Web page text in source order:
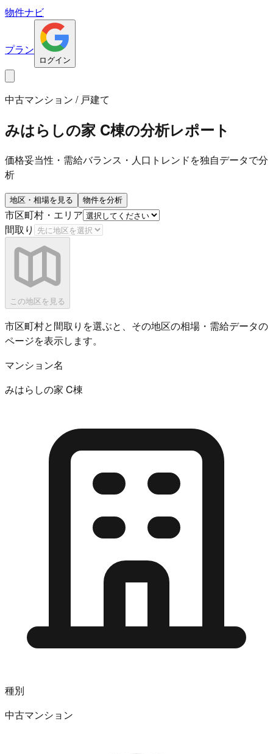
物件ナビ
プラン
ログイン
中古マンション / 戸建て
みはらしの家 C棟の分析レポート
価格妥当性・需給バランス・人口トレンドを独自データで分
析
地区・相場を見る 物件を分析
市区町村・エリア
間取り
この地区を見る
市区町村と間取りを選ぶと、その地区の相場・需給データの
ページを表示します。
マンション名
みはらしの家 C棟
種別
中古マンション